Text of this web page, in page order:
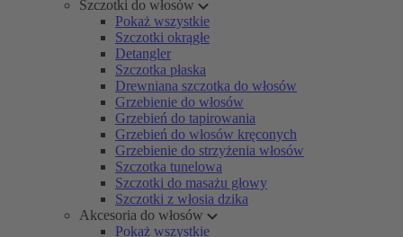
Szczotki do włosów
Pokaż wszystkie
Szczotki okrągłe
Detangler
Szczotka płaska
Drewniana szczotka do włosów
Grzebienie do włosów
Grzebień do tapirowania
Grzebień do włosów kręconych
Grzebienie do strzyżenia włosów
Szczotka tunelowa
Szczotki do masażu głowy
Szczotki z włosia dzika
Akcesoria do włosów
Pokaż wszystkie